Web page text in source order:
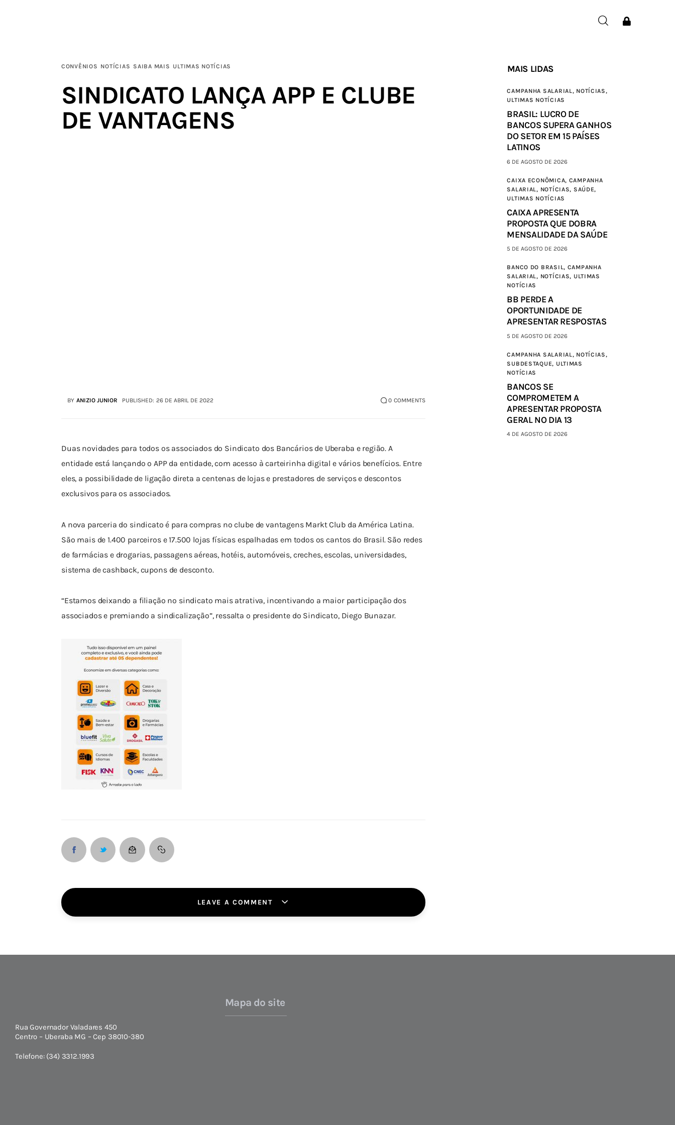
CONVÊNIOS NOTÍCIAS SAIBA MAIS ULTIMAS NOTÍCIAS
SINDICATO LANÇA APP E CLUBE
DE VANTAGENS
BY ANIZIO JUNIOR PUBLISHED: 26 DE ABRIL DE 2022 0 COMMENTS
Duas novidades para todos os associados do Sindicato dos Bancários de Uberaba e região. A
entidade está lançando o APP da entidade, com acesso à carteirinha digital e vários benefícios. Entre
eles, a possibilidade de ligação direta a centenas de lojas e prestadores de serviços e descontos
exclusivos para os associados.
A nova parceria do sindicato é para compras no clube de vantagens Markt Club da América Latina.
São mais de 1.400 parceiros e 17.500 lojas físicas espalhadas em todos os cantos do Brasil. São redes
de farmácias e drogarias, passagens aéreas, hotéis, automóveis, creches, escolas, universidades,
sistema de cashback, cupons de desconto.
“Estamos deixando a filiação no sindicato mais atrativa, incentivando a maior participação dos
associados e premiando a sindicalização”, ressalta o presidente do Sindicato, Diego Bunazar.
LEAVE A COMMENT
MAIS LIDAS
CAMPANHA SALARIAL, NOTÍCIAS,
ULTIMAS NOTÍCIAS
BRASIL: LUCRO DE
BANCOS SUPERA GANHOS
DO SETOR EM 15 PAÍSES
LATINOS
6 DE AGOSTO DE 2026
CAIXA ECONÔMICA, CAMPANHA
SALARIAL, NOTÍCIAS, SAÚDE,
ULTIMAS NOTÍCIAS
CAIXA APRESENTA
PROPOSTA QUE DOBRA
MENSALIDADE DA SAÚDE
5 DE AGOSTO DE 2026
BANCO DO BRASIL, CAMPANHA
SALARIAL, NOTÍCIAS, ULTIMAS
NOTÍCIAS
BB PERDE A
OPORTUNIDADE DE
APRESENTAR RESPOSTAS
5 DE AGOSTO DE 2026
CAMPANHA SALARIAL, NOTÍCIAS,
SUBDESTAQUE, ULTIMAS
NOTÍCIAS
BANCOS SE
COMPROMETEM A
APRESENTAR PROPOSTA
GERAL NO DIA 13
4 DE AGOSTO DE 2026
Rua Governador Valadares 450
Centro – Uberaba MG – Cep 38010-380
Telefone: (34) 3312.1993
Mapa do site